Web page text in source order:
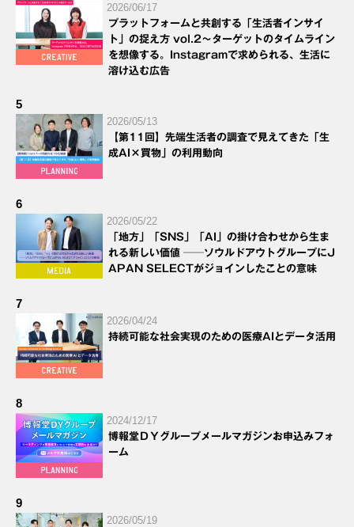
2026/06/17
プラットフォームと共創する「生活者インサイ
ト」の捉え方 vol.2～ターゲットのタイムライン
を想像する。Instagramで求められる、生活に
溶け込む広告
5
2026/05/13
【第11回】先端生活者の調査で見えてきた「生
成AI×買物」の利用動向
6
2026/05/22
「地方」「SNS」「AI」の掛け合わせから生ま
れる新しい価値 ──ソウルドアウトグループにJ
APAN SELECTがジョインしたことの意味
7
2026/04/24
持続可能な社会実現のための医療AIとデータ活用
8
2024/12/17
博報堂ＤＹグループメールマガジンお申込みフォ
ーム
9
2026/05/19